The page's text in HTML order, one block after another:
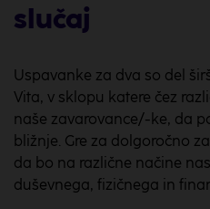
slučaj
Uspavanke za dva so del
Vita, v sklopu katere čez
naše zavarovance/-ke, da
bližnje. Gre za dolgoročno
da bo na različne načine
duševnega, fizičnega in